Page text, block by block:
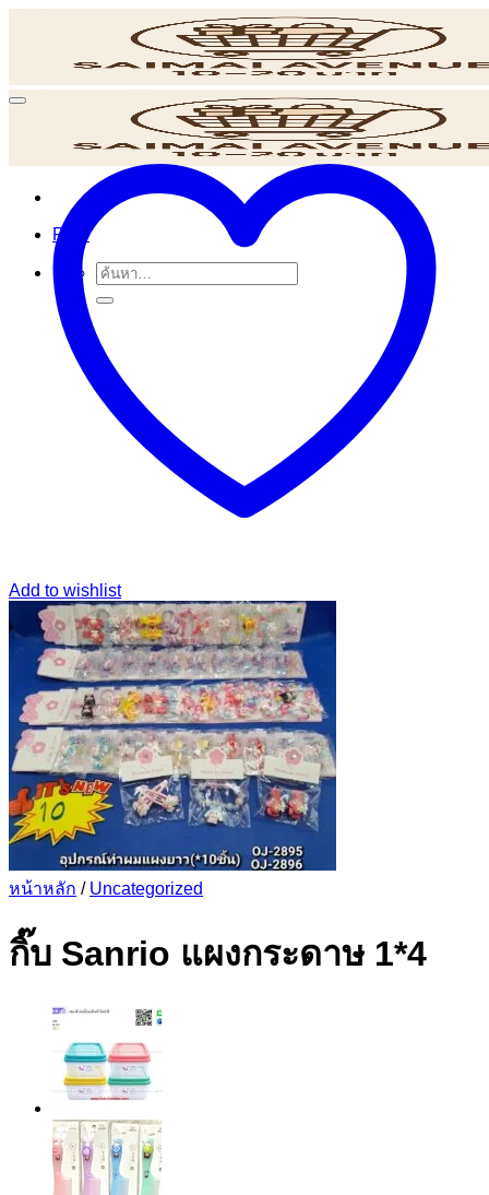
เนื้อหา
POS
ค้นหา:
Add to wishlist
หน้าหลัก / Uncategorized
กิ๊บ Sanrio แผงกระดาษ 1*4